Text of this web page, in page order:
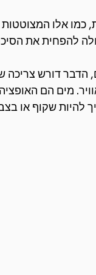
כמו אלו
להפחית את
מים הם
להיות שקוף או